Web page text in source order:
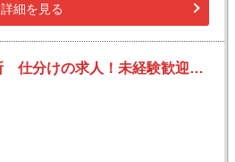
詳細を見る
佐川急便 矢板営業所 仕分けの求人！未経験歓迎！先輩たちがサポートします♪